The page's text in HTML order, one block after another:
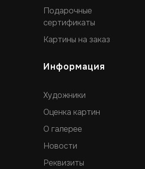
Подарочные
сертификаты
Картины на заказ
Информация
Художники
Оценка картин
О галерее
Новости
Реквизиты